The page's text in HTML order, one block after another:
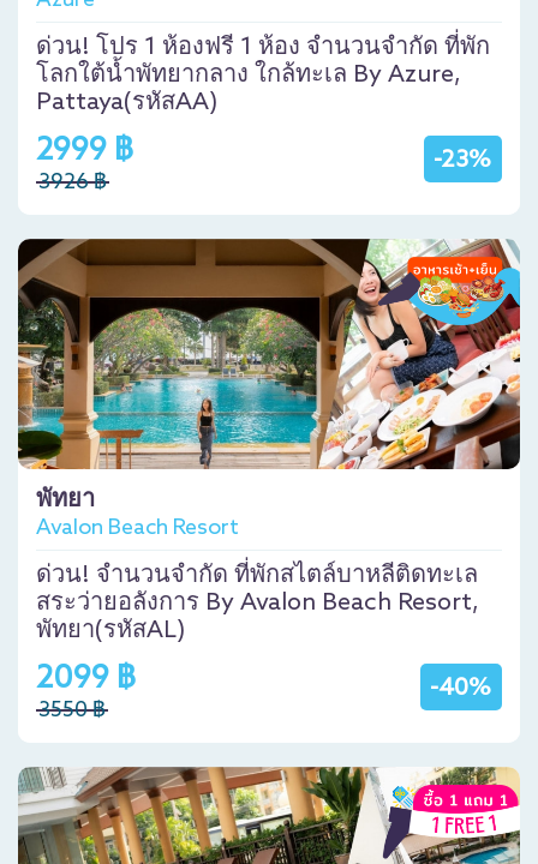
ด่วน! โปร 1 ห้องฟรี 1 ห้อง จำนวนจำกัด ที่พัก
โลกใต้น้ำพัทยากลาง ใกล้ทะเล By Azure,
Pattaya(รหัสAA)
-23%
2999 ฿
3926 ฿
พัทยา
Avalon Beach Resort
ด่วน! จำนวนจำกัด ที่พักสไตล์บาหลีติดทะเล
สระว่ายอลังการ By Avalon Beach Resort,
พัทยา(รหัสAL)
-40%
2099 ฿
3550 ฿